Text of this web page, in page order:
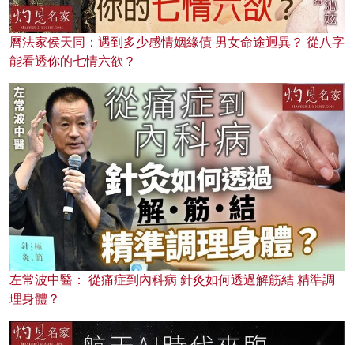
曆法家侯天同：遇到多少感情姻緣債 男女命途迥異？ 從八字
能看透你的七情六欲？
左常波中醫： 從痛症到內科病 針灸如何透過解筋結 精準調
理身體？